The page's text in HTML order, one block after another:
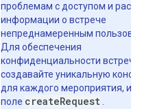
проблемам с доступом и
информации о встрече
непреднамеренным
Для обеспечения
конфиденциальности встречи
создавайте уникальную
для каждого мероприятия,
поле createRequest